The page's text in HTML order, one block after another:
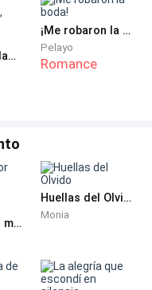
Muere la Verdadera Hija, Mis Hermanos Enloquecen
¡Me robaron la boda!
Pelayo
Romance
Humillada por mi Cuñada: El Precio de la Venganza
Huellas del Olvido
Monia